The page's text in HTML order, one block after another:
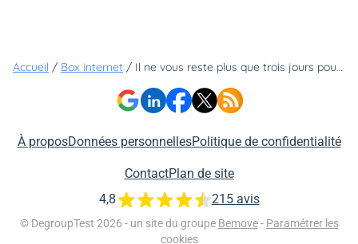
Accueil / Box internet / Il ne vous reste plus que trois jours pour avoir la fibre jusqu'à 8 Gb/s et le Wi-Fi avec 23,99€ avec la B&YOU pure Fibre
À proposDonnées personnellesPolitique de confidentialité
ContactPlan de site
© DegroupTest 2026 - un site du groupe Bemove - Paramétrer les
cookies
4,8 215 avis